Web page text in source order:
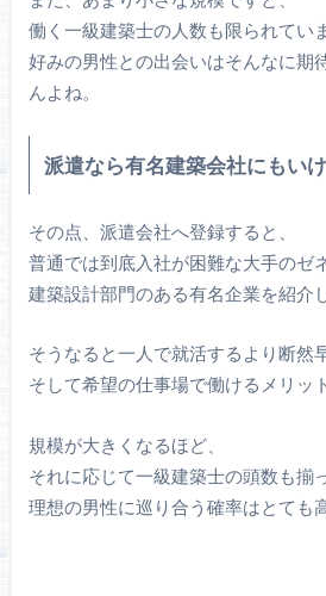
働く一級建築士の人数も限られてい
好みの男性との出会いはそんなに期
んよね。
派遣なら有名建築会社にもい
その点、派遣会社へ登録すると、
普通では到底入社が困難な大手のゼ
建築設計部門のある有名企業を紹介
そうなると一人で就活するより断然
そして希望の仕事場で働けるメリッ
規模が大きくなるほど、
それに応じて一級建築士の頭数も揃
理想の男性に巡り合う確率はとても